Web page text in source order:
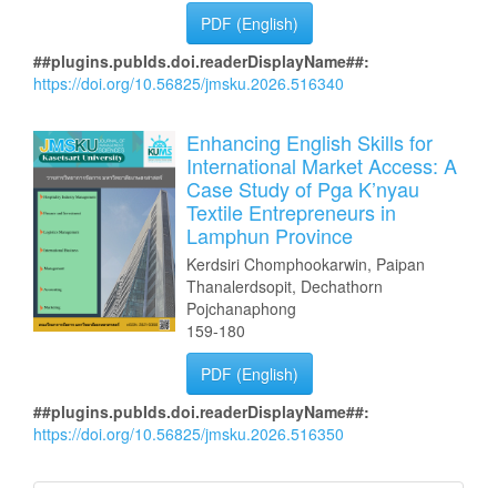
PDF (English)
##plugins.pubIds.doi.readerDisplayName##:
https://doi.org/10.56825/jmsku.2026.516340
Enhancing English Skills for
International Market Access: A
Case Study of Pga K’nyau
Textile Entrepreneurs in
Lamphun Province
Kerdsiri Chomphookarwin, Paipan
Thanalerdsopit, Dechathorn
Pojchanaphong
159-180
PDF (English)
##plugins.pubIds.doi.readerDisplayName##:
https://doi.org/10.56825/jmsku.2026.516350